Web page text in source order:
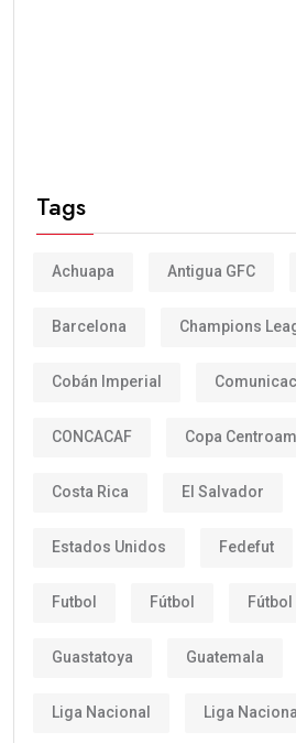
Tags
Achuapa Antigua GFC
Barcelona Champions
Cobán Imperial
CONCACAF Copa
Costa Rica El Salvador
Estados Unidos Fedefut
Futbol Fútbol Fútbol
Guastatoya Guatemala
Liga Nacional Liga